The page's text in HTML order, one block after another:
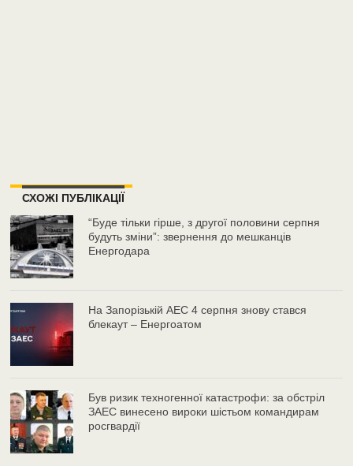
СХОЖІ ПУБЛІКАЦІЇ
“Буде тільки гірше, з другої половини серпня
будуть зміни”: звернення до мешканців
Енергодара
На Запорізькій АЕС 4 серпня знову стався
блекаут – Енергоатом
Був ризик техногенної катастрофи: за обстріл
ЗАЕС винесено вироки шістьом командирам
росгвардії